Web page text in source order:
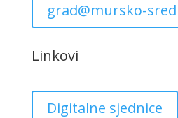
grad@mursko-
Linkovi
Digitalne sjednice